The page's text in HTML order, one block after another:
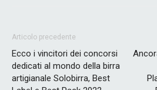
Articolo precedente
Ecco i vincitori dei concorsi
dedicati al mondo della birra
artigianale Solobirra, Best